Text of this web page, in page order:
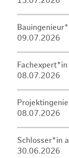
09.07.2026
08.07.2026
08.07.2026
Schlosser*in
30.06.2026